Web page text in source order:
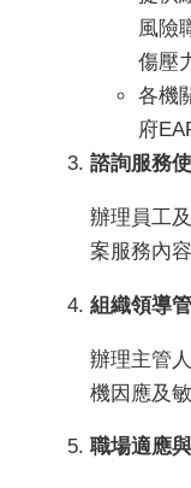
風險
傷壓
各機
府
諮詢服務
辦理員工
案服務內
組織領導
辦理主管
機因應及
職場適應